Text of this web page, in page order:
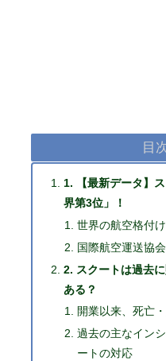
目
1. 【最新データ】
界第3位」！
世界の航空格付
国際航空運送協
2. スクートは過去
ある？
開業以来、死亡
過去の主なイン
ートの対応